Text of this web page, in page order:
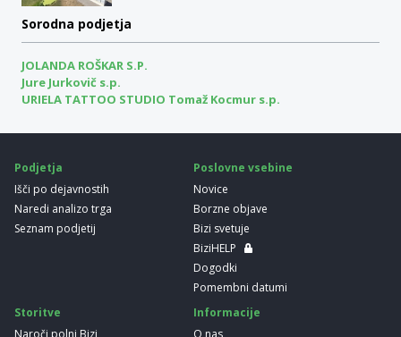
Sorodna podjetja
JOLANDA ROŠKAR S.P.
Jure Jurkovič s.p.
URIELA TATTOO STUDIO Tomaž Kocmur s.p.
Podjetja
Išči po dejavnostih
Naredi analizo trga
Seznam podjetij
Poslovne vsebine
Novice
Borzne objave
Bizi svetuje
BiziHELP
Dogodki
Pomembni datumi
Storitve
Naroči polni Bizi
Informacije
O nas